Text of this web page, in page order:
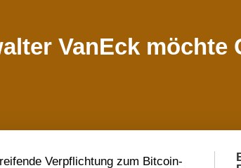
VanEck möchte
Verpflichtung zum Bitcoin-